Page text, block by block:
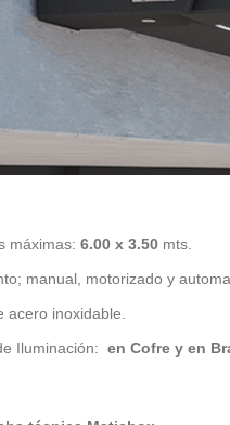
máximas: 6.00 x 3.50
manual,
de
Iluminación: en Cofre y en